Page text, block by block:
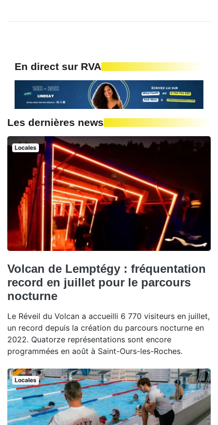
En direct sur RVA
Les dernières news
Locales
Volcan de Lemptégy : fréquentation
record en juillet pour le parcours
nocturne
Le Réveil du Volcan a accueilli 6 770 visiteurs en juillet,
un record depuis la création du parcours nocturne en
2022. Quatorze représentations sont encore
programmées en août à Saint-Ours-les-Roches.
Locales